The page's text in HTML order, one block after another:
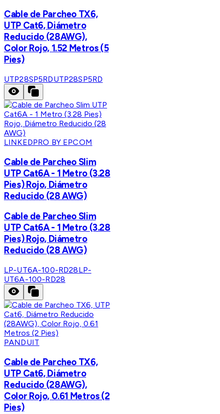
Cable de Parcheo TX6,
UTP Cat6, Diámetro
Reducido (28AWG),
Color Rojo, 1.52 Metros (5
Pies)
UTP28SP5RDUTP28SP5RD
LINKEDPRO BY EPCOM
Cable de Parcheo Slim
UTP Cat6A - 1 Metro (3.28
Pies) Rojo, Diámetro
Reducido (28 AWG)
Cable de Parcheo Slim
UTP Cat6A - 1 Metro (3.28
Pies) Rojo, Diámetro
Reducido (28 AWG)
LP-UT6A-100-RD28LP-
UT6A-100-RD28
PANDUIT
Cable de Parcheo TX6,
UTP Cat6, Diámetro
Reducido (28AWG),
Color Rojo, 0.61 Metros (2
Pies)